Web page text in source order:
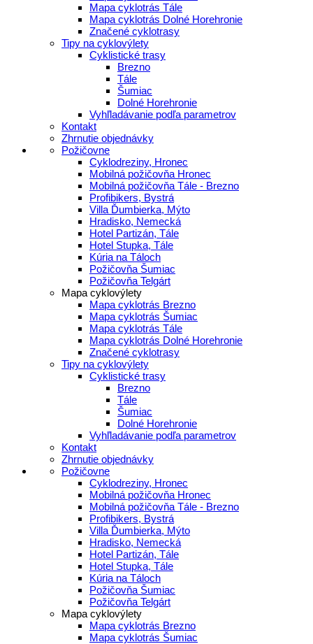
Mapa cyklotrás Tále
Mapa cyklotrás Dolné Horehronie
Značené cyklotrasy
Tipy na cyklovýlety
Cyklistické trasy
Brezno
Tále
Šumiac
Dolné Horehronie
Vyhľladávanie podľa parametrov
Kontakt
Zhrnutie objednávky
Požičovne
Cyklodreziny, Hronec
Mobilná požičovňa Hronec
Mobilná požičovňa Tále - Brezno
Profibikers, Bystrá
Villa Ďumbierka, Mýto
Hradisko, Nemecká
Hotel Partizán, Tále
Hotel Stupka, Tále
Kúria na Táloch
Požičovňa Šumiac
Požičovňa Telgárt
Mapa cyklovýlety
Mapa cyklotrás Brezno
Mapa cyklotrás Šumiac
Mapa cyklotrás Tále
Mapa cyklotrás Dolné Horehronie
Značené cyklotrasy
Tipy na cyklovýlety
Cyklistické trasy
Brezno
Tále
Šumiac
Dolné Horehronie
Vyhľladávanie podľa parametrov
Kontakt
Zhrnutie objednávky
Požičovne
Cyklodreziny, Hronec
Mobilná požičovňa Hronec
Mobilná požičovňa Tále - Brezno
Profibikers, Bystrá
Villa Ďumbierka, Mýto
Hradisko, Nemecká
Hotel Partizán, Tále
Hotel Stupka, Tále
Kúria na Táloch
Požičovňa Šumiac
Požičovňa Telgárt
Mapa cyklovýlety
Mapa cyklotrás Brezno
Mapa cyklotrás Šumiac